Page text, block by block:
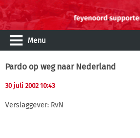
Menu
Pardo op weg naar Nederland
30 juli 2002 10:43
Verslaggever: RvN